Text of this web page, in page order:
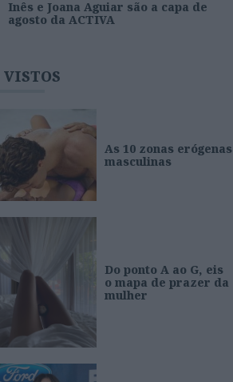
Inês e Joana Aguiar são a capa de
agosto da ACTIVA
VISTOS
As 10 zonas erógenas
masculinas
Do ponto A ao G, eis
o mapa de prazer da
mulher